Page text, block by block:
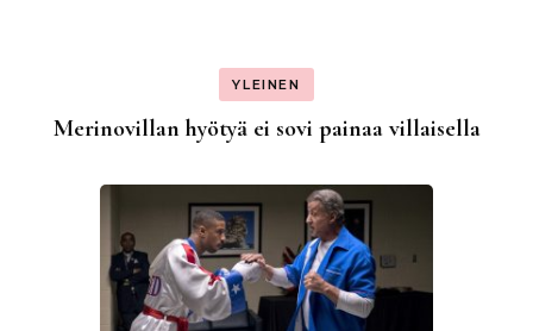
YLEINEN
Merinovillan hyötyä ei sovi painaa villaisella